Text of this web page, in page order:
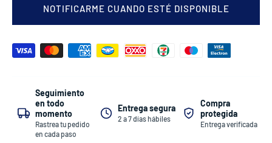
NOTIFICARME CUANDO ESTÉ DISPONIBLE
Seguimiento
en todo
momento
Rastrea tu pedido
en cada paso
Entrega segura
2 a 7 días hábiles
Compra
protegida
Entrega verificada